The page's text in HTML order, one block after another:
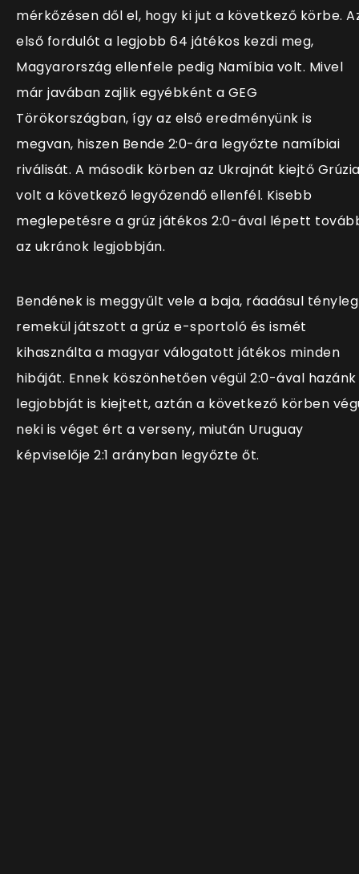
mérkőzésen dől el, hogy ki jut a következő körbe.
első fordulót a legjobb 64 játékos kezdi meg,
Magyarország ellenfele pedig Namíbia volt. Mivel
már javában zajlik egyébként a GEG
Törökországban, így az első eredményünk is
megvan, hiszen Bende 2:0-ára legyőzte namíbiai
riválisát. A második körben az Ukrajnát kiejtő
volt a következő legyőzendő ellenfél. Kisebb
meglepetésre a grúz játékos 2:0-ával lépett
az ukránok legjobbján.
Bendének is meggyűlt vele a baja, ráadásul tényleg
remekül játszott a grúz e-sportoló és ismét
kihasználta a magyar válogatott játékos minden
hibáját. Ennek köszönhetően végül 2:0-ával hazánk
legjobbját is kiejtett, aztán a következő körben
neki is véget ért a verseny, miután Uruguay
képviselője 2:1 arányban legyőzte őt.